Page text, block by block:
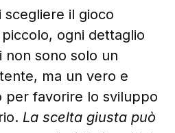
scegliere il gioco
ogni dettaglio
non sono solo un
ma un vero e
per favorire lo sviluppo
La scelta giusta può